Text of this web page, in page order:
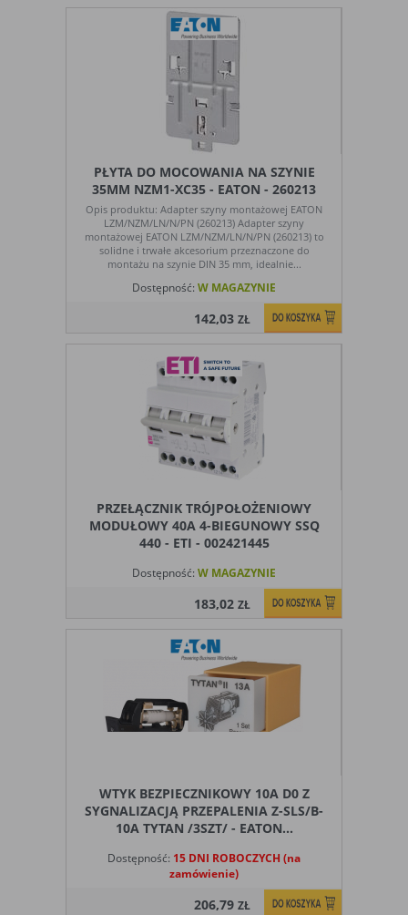
PŁYTA DO MOCOWANIA NA SZYNIE
35MM NZM1-XC35 - EATON - 260213
Opis produktu: Adapter szyny montażowej EATON
LZM/NZM/LN/N/PN (260213) Adapter szyny
montażowej EATON LZM/NZM/LN/N/PN (260213) to
solidne i trwałe akcesorium przeznaczone do
montażu na szynie DIN 35 mm, idealnie...
Dostępność: W MAGAZYNIE
142,03ZŁ
PRZEŁĄCZNIK TRÓJPOŁOŻENIOWY
MODUŁOWY 40A 4-BIEGUNOWY SSQ
440 - ETI - 002421445
Dostępność: W MAGAZYNIE
183,02ZŁ
WTYK BEZPIECZNIKOWY 10A D0 Z
SYGNALIZACJĄ PRZEPALENIA Z-SLS/B-
10A TYTAN /3SZT/ - EATON...
Dostępność: 15 DNI ROBOCZYCH (na
zamówienie)
206,79ZŁ